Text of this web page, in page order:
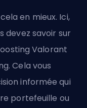
en mieux. Ici,
devez savoir sur
Valorant
Cela vous
informée qui
portefeuille ou